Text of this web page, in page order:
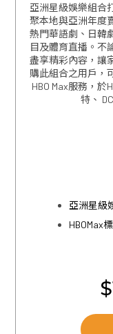
亞洲星級娛樂組合
聚本地與亞洲年度
熱門華語劇、日韓
目及體育直播。不
盡享精彩內容，讓
購此組合之用戶，
HBO Max服務，於
特、
亞洲星級
HBOMax